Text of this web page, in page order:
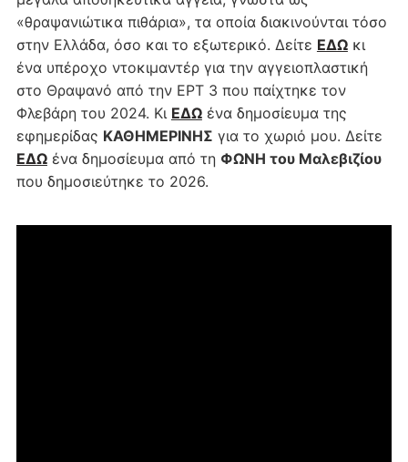
«θραψανιώτικα πιθάρια», τα οποία διακινούνται τόσο
στην Ελλάδα, όσο και το εξωτερικό. Δείτε ΕΔΩκι
ένα υπέροχο ντοκιμαντέρ για την αγγειοπλαστική
στο Θραψανό από την ΕΡΤ 3 που παίχτηκε τον
Φλεβάρη του 2024. Κι ΕΔΩένα δημοσίευμα της
εφημερίδας ΚΑΘΗΜΕΡΙΝΗΣ για το χωριό μου. Δείτε
ΕΔΩένα δημοσίευμα από τη ΦΩΝΗ του Μαλεβιζίου
που δημοσιεύτηκε το 2026.